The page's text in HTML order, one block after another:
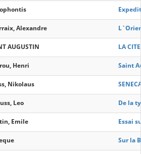
Alexandre
AUGUSTIN LA
Henri Saint
Nikolaus
Leo De la
Emile Essai
Sur la